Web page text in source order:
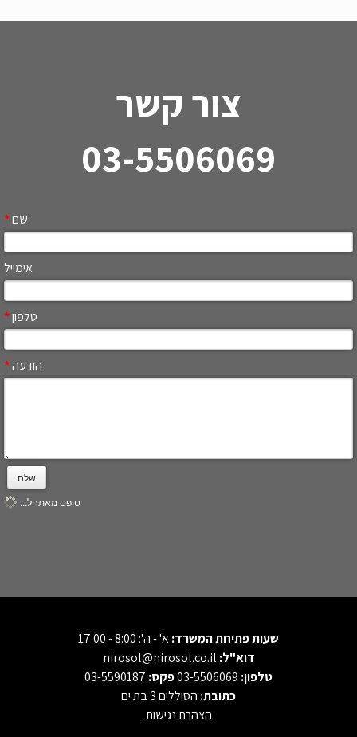
צור קשר
03-5506069
שם*
אימייל
טלפון*
הודעה*
שלח
טופס מאתחל...
שעות פתיחת המשרד:א' - ה': 8:00 - 17:00
דוא"ל: nirosol@nirosol.co.il
טלפון: 03-5506069פקס:
כתובת: הסוללים 3 בת ים
הצהרת נגישות